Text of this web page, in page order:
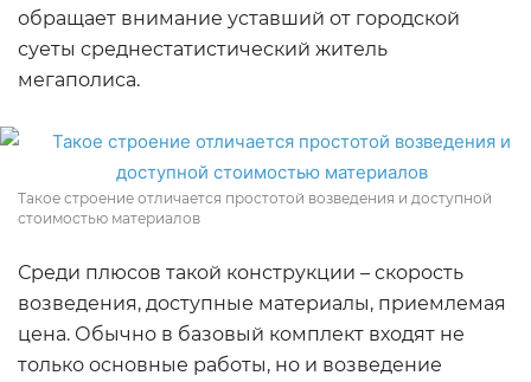
обращает внимание уставший от городской
суеты среднестатистический житель
мегаполиса.
Такое строение отличается простотой возведения и доступной
стоимостью материалов
Среди плюсов такой конструкции – скорость
возведения, доступные материалы, приемлемая
цена. Обычно в базовый комплект входят не
только основные работы, но и возведение